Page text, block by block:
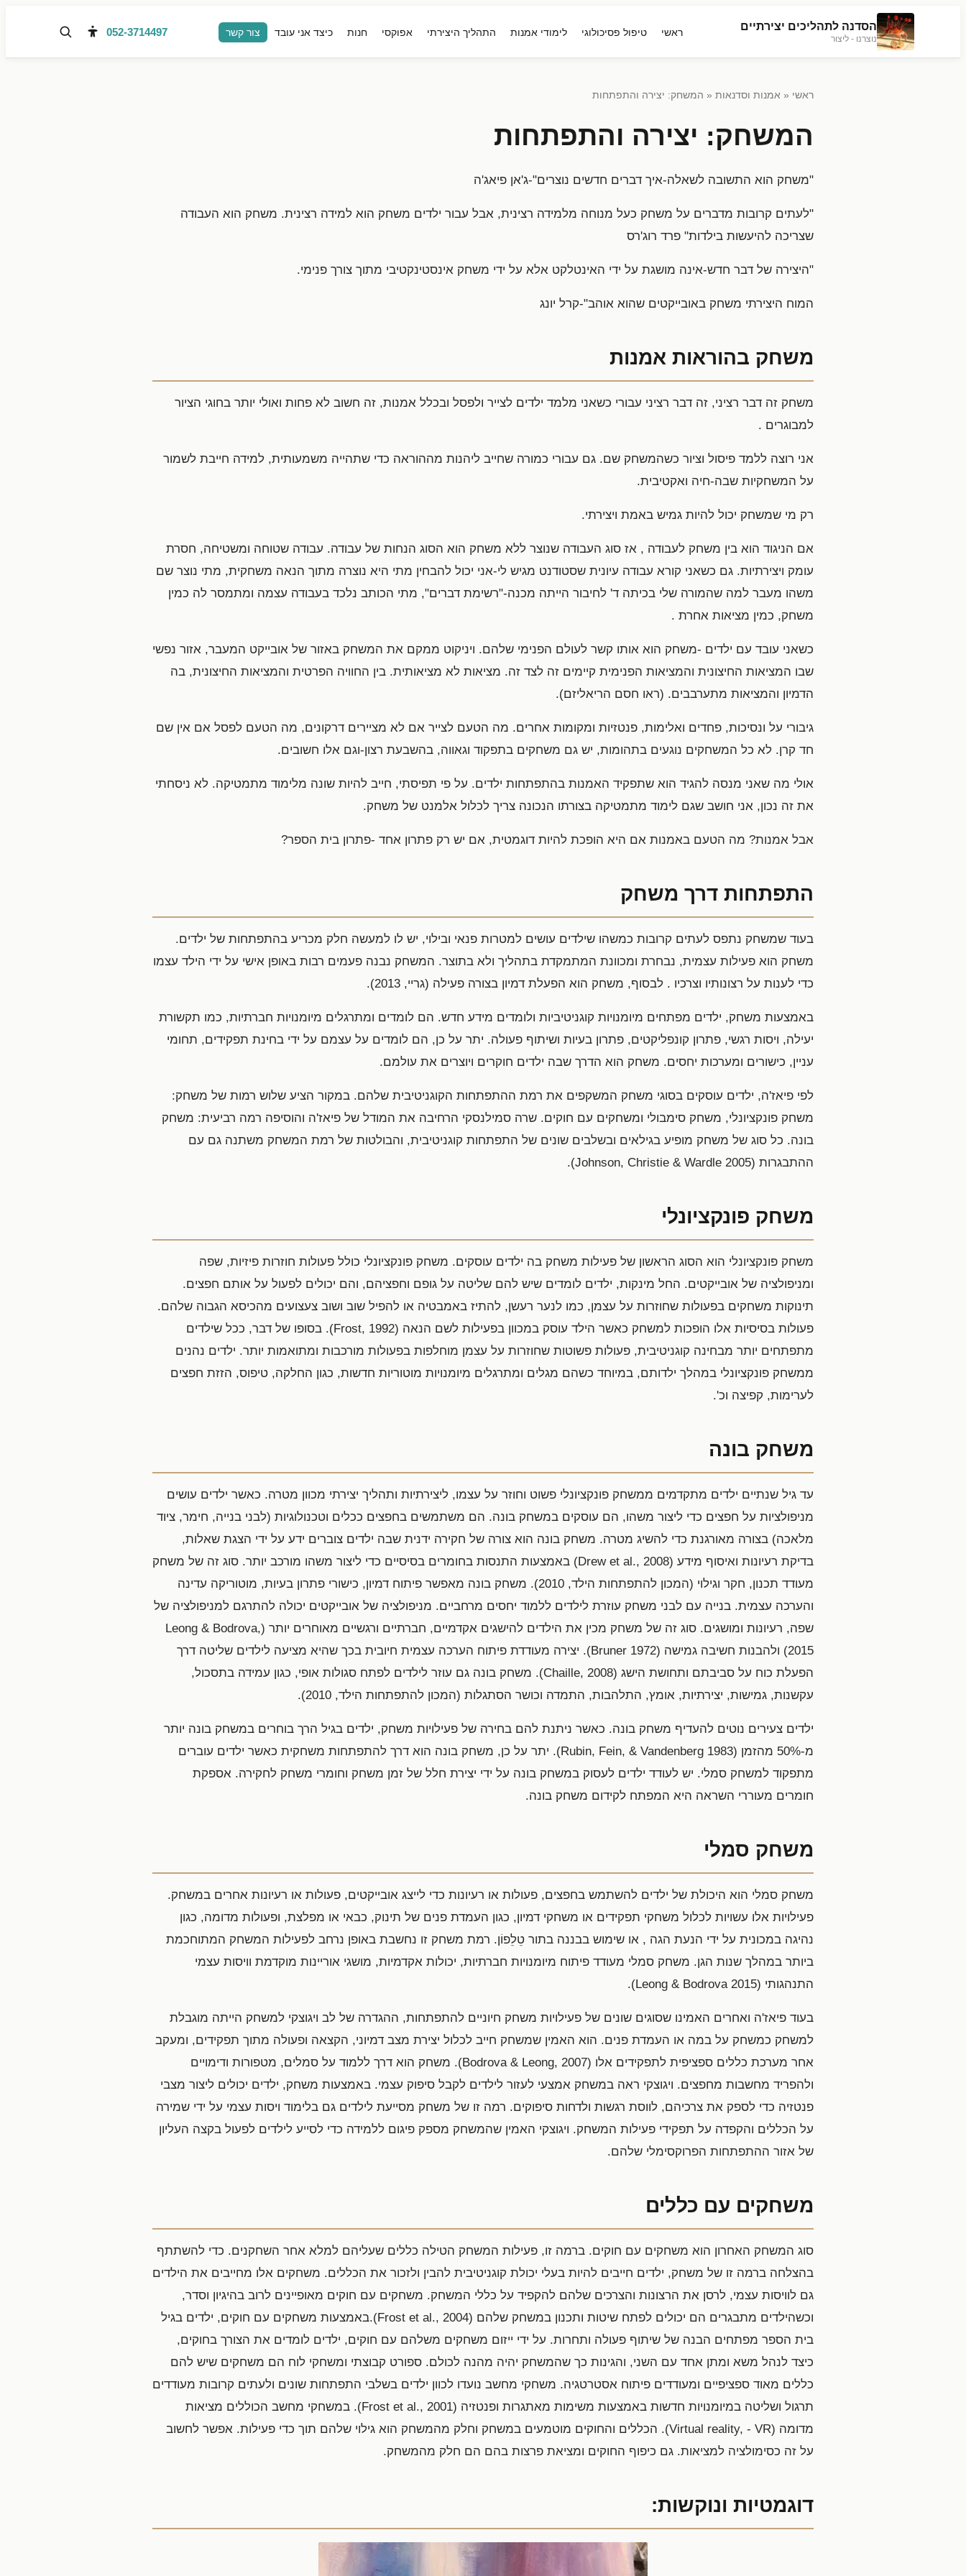
הסדנה לתהליכים יצירתיים
נוצרנו - ליצור
ראשי טיפול פסיכולוגי לימודי אמנות התהליך היצירתי אפוקסי חנות כיצד אני עובד צור קשר 052-3714497
ראשי « אמנות וסדנאות « המשחק: יצירה והתפתחות
המשחק: יצירה והתפתחות
"משחק הוא התשובה לשאלה-איך דברים חדשים נוצרים"-ג'אן פיאג'ה
"לעתים קרובות מדברים על משחק כעל מנוחה מלמידה רצינית, אבל עבור ילדים משחק הוא למידה רצינית. משחק הוא העבודה
שצריכה להיעשות בילדות" פרד רוג'רס
"היצירה של דבר חדש-אינה מושגת על ידי האינטלקט אלא על ידי משחק אינסטינקטיבי מתוך צורך פנימי.
המוח היצירתי משחק באובייקטים שהוא אוהב"-קרל יונג
משחק בהוראות אמנות
משחק זה דבר רציני, זה דבר רציני עבורי כשאני מלמד ילדים לצייר ולפסל ובכלל אמנות, זה חשוב לא פחות ואולי יותר בחוגי הציור
למבוגרים .
אני רוצה ללמד פיסול וציור כשהמשחק שם. גם עבורי כמורה שחייב ליהנות מההוראה כדי שתהייה משמעותית, למידה חייבת לשמור
על המשחקיות שבה-חיה ואקטיבית.
רק מי שמשחק יכול להיות גמיש באמת ויצירתי.
אם הניגוד הוא בין משחק לעבודה , אז סוג העבודה שנוצר ללא משחק הוא הסוג הנחות של עבודה. עבודה שטוחה ומשטיחה, חסרת
עומק ויצירתיות. גם כשאני קורא עבודה עיונית שסטודנט מגיש לי-אני יכול להבחין מתי היא נוצרה מתוך הנאה משחקית, מתי נוצר שם
משהו מעבר למה שהמורה שלי בכיתה ד' לחיבור הייתה מכנה-"רשימת דברים", מתי הכותב נלכד בעבודה עצמה ומתמסר לה כמין
משחק, כמין מציאות אחרת .
כשאני עובד עם ילדים -משחק הוא אותו קשר לעולם הפנימי שלהם. ויניקוט ממקם את המשחק באזור של אובייקט המעבר, אזור נפשי
שבו המציאות החיצונית והמציאות הפנימית קיימים זה לצד זה. מציאות לא מציאותית. בין החוויה הפרטית והמציאות החיצונית, בה
הדמיון והמציאות מתערבבים. (ראו חסם הריאליזם).
גיבורי על ונסיכות, פחדים ואלימות, פנטזיות ומקומות אחרים. מה הטעם לצייר אם לא מציירים דרקונים, מה הטעם לפסל אם אין שם
חד קרן. לא כל המשחקים נוגעים בתהומות, יש גם משחקים בתפקוד וגאווה, בהשבעת רצון-וגם אלו חשובים.
אולי מה שאני מנסה להגיד הוא שתפקיד האמנות בהתפתחות ילדים. על פי תפיסתי, חייב להיות שונה מלימוד מתמטיקה. לא ניסחתי
את זה נכון, אני חושב שגם לימוד מתמטיקה בצורתו הנכונה צריך לכלול אלמנט של משחק.
אבל אמנות? מה הטעם באמנות אם היא הופכת להיות דוגמטית, אם יש רק פתרון אחד -פתרון בית הספר?
התפתחות דרך משחק
בעוד שמשחק נתפס לעתים קרובות כמשהו שילדים עושים למטרות פנאי ובילוי, יש לו למעשה חלק מכריע בהתפתחות של ילדים.
משחק הוא פעילות עצמית, נבחרת ומכוונת המתמקדת בתהליך ולא בתוצר. המשחק נבנה פעמים רבות באופן אישי על ידי הילד עצמו
כדי לענות על רצונותיו וצרכיו . לבסוף, משחק הוא הפעלת דמיון בצורה פעילה (גריי, 2013).
באמצעות משחק, ילדים מפתחים מיומנויות קוגניטיביות ולומדים מידע חדש. הם לומדים ומתרגלים מיומנויות חברתיות, כמו תקשורת
יעילה, ויסות רגשי, פתרון קונפליקטים, פתרון בעיות ושיתוף פעולה. יתר על כן, הם לומדים על עצמם על ידי בחינת תפקידים, תחומי
עניין, כישורים ומערכות יחסים. משחק הוא הדרך שבה ילדים חוקרים ויוצרים את עולמם.
לפי פיאז'ה, ילדים עוסקים בסוגי משחק המשקפים את רמת ההתפתחות הקוגניטיבית שלהם. במקור הציע שלוש רמות של משחק:
משחק פונקציונלי, משחק סימבולי ומשחקים עם חוקים. שרה סמילנסקי הרחיבה את המודל של פיאז'ה והוסיפה רמה רביעית: משחק
בונה. כל סוג של משחק מופיע בגילאים ובשלבים שונים של התפתחות קוגניטיבית, והבולטות של רמת המשחק משתנה גם עם
ההתבגרות (Johnson, Christie & Wardle 2005).
משחק פונקציונלי
משחק פונקציונלי הוא הסוג הראשון של פעילות משחק בה ילדים עוסקים. משחק פונקציונלי כולל פעולות חוזרות פיזיות, שפה
ומניפולציה של אובייקטים. החל מינקות, ילדים לומדים שיש להם שליטה על גופם וחפציהם, והם יכולים לפעול על אותם חפצים.
תינוקות משחקים בפעולות שחוזרות על עצמן, כמו לנער רעשן, להתיז באמבטיה או להפיל שוב ושוב צעצועים מהכיסא הגבוה שלהם.
פעולות בסיסיות אלו הופכות למשחק כאשר הילד עוסק במכוון בפעילות לשם הנאה (Frost, 1992). בסופו של דבר, ככל שילדים
מתפתחים יותר מבחינה קוגניטיבית, פעולות פשוטות שחוזרות על עצמן מוחלפות בפעולות מורכבות ומתואמות יותר. ילדים נהנים
ממשחק פונקציונלי במהלך ילדותם, במיוחד כשהם מגלים ומתרגלים מיומנויות מוטוריות חדשות, כגון החלקה, טיפוס, הזזת חפצים
לערימות, קפיצה וכ'.
משחק בונה
עד גיל שנתיים ילדים מתקדמים ממשחק פונקציונלי פשוט וחוזר על עצמו, ליצירתיות ותהליך יצירתי מכוון מטרה. כאשר ילדים עושים
מניפולציות על חפצים כדי ליצור משהו, הם עוסקים במשחק בונה. הם משתמשים בחפצים ככלים וטכנולוגיות (לבני בנייה, חימר, ציוד
מלאכה) בצורה מאורגנת כדי להשיג מטרה. משחק בונה הוא צורה של חקירה ידנית שבה ילדים צוברים ידע על ידי הצגת שאלות,
בדיקת רעיונות ואיסוף מידע (Drew et al., 2008) באמצעות התנסות בחומרים בסיסיים כדי ליצור משהו מורכב יותר. סוג זה של משחק
מעודד תכנון, חקר וגילוי (המכון להתפתחות הילד, 2010). משחק בונה מאפשר פיתוח דמיון, כישורי פתרון בעיות, מוטוריקה עדינה
והערכה עצמית. בנייה עם לבני משחק עוזרת לילדים ללמוד יחסים מרחביים. מניפולציה של אובייקטים יכולה להתרגם למניפולציה של
שפה, רעיונות ומושגים. סוג זה של משחק מכין את הילדים להישגים אקדמיים, חברתיים ורגשיים מאוחרים יותר (Leong & Bodrova,
2015) ולהבנות חשיבה גמישה (Bruner 1972). יצירה מעודדת פיתוח הערכה עצמית חיובית בכך שהיא מציעה לילדים שליטה דרך
הפעלת כוח על סביבתם ותחושת הישג (Chaille, 2008). משחק בונה גם עוזר לילדים לפתח סגולות אופי, כגון עמידה בתסכול,
עקשנות, גמישות, יצירתיות, אומץ, התלהבות, התמדה וכושר הסתגלות (המכון להתפתחות הילד, 2010).
ילדים צעירים נוטים להעדיף משחק בונה. כאשר ניתנת להם בחירה של פעילויות משחק, ילדים בגיל הרך בוחרים במשחק בונה יותר
מ-50% מהזמן (Rubin, Fein, & Vandenberg 1983). יתר על כן, משחק בונה הוא דרך להתפתחות משחקית כאשר ילדים עוברים
מתפקוד למשחק סמלי. יש לעודד ילדים לעסוק במשחק בונה על ידי יצירת חלל של זמן משחק וחומרי משחק לחקירה. אספקת
חומרים מעוררי השראה היא המפתח לקידום משחק בונה.
משחק סמלי
משחק סמלי הוא היכולת של ילדים להשתמש בחפצים, פעולות או רעיונות כדי לייצג אובייקטים, פעולות או רעיונות אחרים במשחק.
פעילויות אלו עשויות לכלול משחקי תפקידים או משחקי דמיון, כגון העמדת פנים של תינוק, כבאי או מפלצת, ופעולות מדומה, כגון
נהיגה במכונית על ידי הנעת הגה , או שימוש בבננה בתור טֵלֵפוֹן. רמת משחק זו נחשבת באופן נרחב לפעילות המשחק המתוחכמת
ביותר במהלך שנות הגן. משחק סמלי מעודד פיתוח מיומנויות חברתיות, יכולות אקדמיות, מושגי אוריינות מוקדמת וויסות עצמי
התנהגותי (Leong & Bodrova 2015).
בעוד פיאז'ה ואחרים האמינו שסוגים שונים של פעילויות משחק חיוניים להתפתחות, ההגדרה של לב ויגוצקי למשחק הייתה מוגבלת
למשחק כמשחק על במה או העמדת פנים. הוא האמין שמשחק חייב לכלול יצירת מצב דמיוני, הקצאה ופעולה מתוך תפקידים, ומעקב
אחר מערכת כללים ספציפית לתפקידים אלו (Bodrova & Leong, 2007). משחק הוא דרך ללמוד על סמלים, מטפורות ודימויים
ולהפריד מחשבות מחפצים. ויגוצקי ראה במשחק אמצעי לעזור לילדים לקבל סיפוק עצמי. באמצעות משחק, ילדים יכולים ליצור מצבי
פנטזיה כדי לספק את צרכיהם, לווסת רגשות ולדחות סיפוקים. רמה זו של משחק מסייעת לילדים גם בלימוד ויסות עצמי על ידי שמירה
על הכללים והקפדה על תפקידי פעילות המשחק. ויגוצקי האמין שהמשחק מספק פיגום ללמידה כדי לסייע לילדים לפעול בקצה העליון
של אזור ההתפתחות הפרוקסימלי שלהם.
משחקים עם כללים
סוג המשחק האחרון הוא משחקים עם חוקים. ברמה זו, פעילות המשחק הטילה כללים שעליהם למלא אחר השחקנים. כדי להשתתף
בהצלחה ברמה זו של משחק, ילדים חייבים להיות בעלי יכולת קוגניטיבית להבין ולזכור את הכללים. משחקים אלו מחייבים את הילדים
גם לוויסות עצמי, לרסן את הרצונות והצרכים שלהם להקפיד על כללי המשחק. משחקים עם חוקים מאופיינים לרוב בהיגיון וסדר,
וכשהילדים מתבגרים הם יכולים לפתח שיטות ותכנון במשחק שלהם (Frost et al., 2004).באמצעות משחקים עם חוקים, ילדים בגיל
בית הספר מפתחים הבנה של שיתוף פעולה ותחרות. על ידי ייזום משחקים משלהם עם חוקים, ילדים לומדים את הצורך בחוקים,
כיצד לנהל משא ומתן אחד עם השני, והגינות כך שהמשחק יהיה מהנה לכולם. ספורט קבוצתי ומשחקי לוח הם משחקים שיש להם
כללים מאוד ספציפיים ומעודדים פיתוח אסטרטגיה. משחקי מחשב נועדו לכוון ילדים בשלבי התפתחות שונים ולעתים קרובות מעודדים
תרגול ושליטה במיומנויות חדשות באמצעות משימות מאתגרות ופנטזיה (Frost et al., 2001). במשחקי מחשב הכוללים מציאות
מדומה (Virtual reality, - VR). הכללים והחוקים מוטמעים במשחק וחלק מהמשחק הוא גילוי שלהם תוך כדי פעילות. אפשר לחשוב
על זה כסימולציה למציאות. גם כיפוף החוקים ומציאת פרצות בהם הם חלק מהמשחק.
דוגמטיות ונוקשות: